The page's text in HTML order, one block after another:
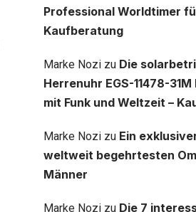
Professional Worldtimer
Kaufberatung
Marke Nozizu Die
Herrenuhr EGS-11478-
mit Funk und Weltzeit –
Marke Nozizu Ein
weltweit begehrtesten
Männer
Marke Nozizu Die 7